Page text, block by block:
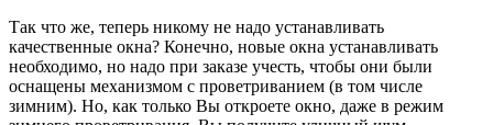
Так что же, теперь никому не надо устанавливать
качественные окна? Конечно, новые окна устанавливать
необходимо, но надо при заказе учесть, чтобы они были
оснащены механизмом с проветриванием (в том числе
зимним). Но, как только Вы откроете окно, даже в режим